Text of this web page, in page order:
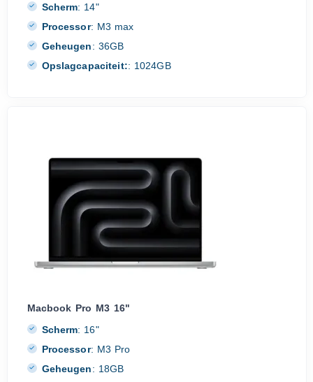
Scherm: 14"
Processor: M3 max
Geheugen: 36GB
Opslagcapaciteit:: 1024GB
Macbook Pro M3 16"
Scherm: 16"
Processor: M3 Pro
Geheugen: 18GB